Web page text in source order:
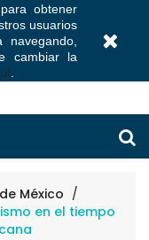
obtener
usuarios
cambiar la
México
en el tiempo